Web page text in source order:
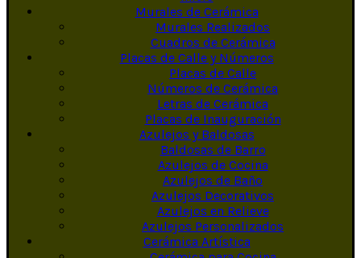
Murales de Cerámica
Murales Realizados
Cuadros de Cerámica
Placas de Calle y Números
Placas de Calle
Números de Cerámica
Letras de Cerámica
Placas de Inauguración
Azulejos y Baldosas
Baldosas de Barro
Azulejos de Cocina
Azulejos de Baño
Azulejos Decorativos
Azulejos en Relieve
Azulejos Personalizados
Cerámica Artística